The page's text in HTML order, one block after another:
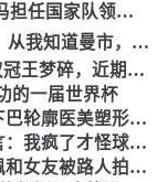
[精彩资讯]斯基拉：意大利足协邀请布冯担任国家队领队，但遭到
【值得一看】第4轮曼市德比！安德森：从我知道曼市，曼城就是这
【精彩资讯】7月不胜！足球报：蓉城双冠王梦碎，近期成绩下滑要
的一届世界杯
[体育视频]卧槽你是谁？维尼修斯接受下巴轮廓医美塑形，突然变
[世界杯]阿根廷总统回应对球员发火传言：我疯了才怪球员？全是
[体育头条]迈阿密真好玩！实拍：姆巴佩和女友被路人拍到在夜店